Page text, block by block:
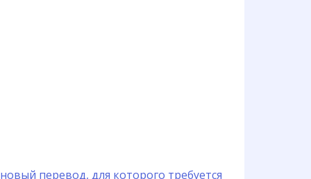
перевод, для которого требуется